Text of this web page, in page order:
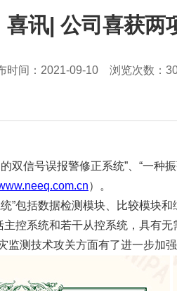
喜讯| 公司喜获两
时间：2021-09-10 浏览次数：
双信号误报警修正系统”、“一
）。
”包括数据检测模块、比较模块
控系统和若干从控系统，具有
测技术攻关方面有了进一步加强